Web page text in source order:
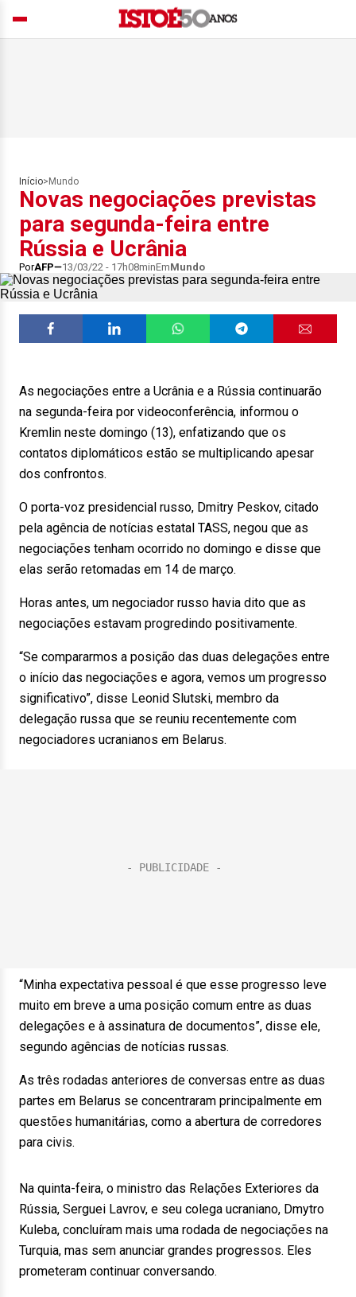
Início> Mundo
Novas negociações previstas
para segunda-feira entre
Rússia e Ucrânia
PorAFP 13/03/22 - 17h08minEmMundo
As negociações entre a Ucrânia e a Rússia continuarão
na segunda-feira por videoconferência, informou o
Kremlin neste domingo (13), enfatizando que os
contatos diplomáticos estão se multiplicando apesar
dos confrontos.
O porta-voz presidencial russo, Dmitry Peskov, citado
pela agência de notícias estatal TASS, negou que as
negociações tenham ocorrido no domingo e disse que
elas serão retomadas em 14 de março.
Horas antes, um negociador russo havia dito que as
negociações estavam progredindo positivamente.
“Se compararmos a posição das duas delegações entre
o início das negociações e agora, vemos um progresso
significativo”, disse Leonid Slutski, membro da
delegação russa que se reuniu recentemente com
negociadores ucranianos em Belarus.
“Minha expectativa pessoal é que esse progresso leve
muito em breve a uma posição comum entre as duas
delegações e à assinatura de documentos”, disse ele,
segundo agências de notícias russas.
As três rodadas anteriores de conversas entre as duas
partes em Belarus se concentraram principalmente em
questões humanitárias, como a abertura de corredores
para civis.
Na quinta-feira, o ministro das Relações Exteriores da
Rússia, Serguei Lavrov, e seu colega ucraniano, Dmytro
Kuleba, concluíram mais uma rodada de negociações na
Turquia, mas sem anunciar grandes progressos. Eles
prometeram continuar conversando.